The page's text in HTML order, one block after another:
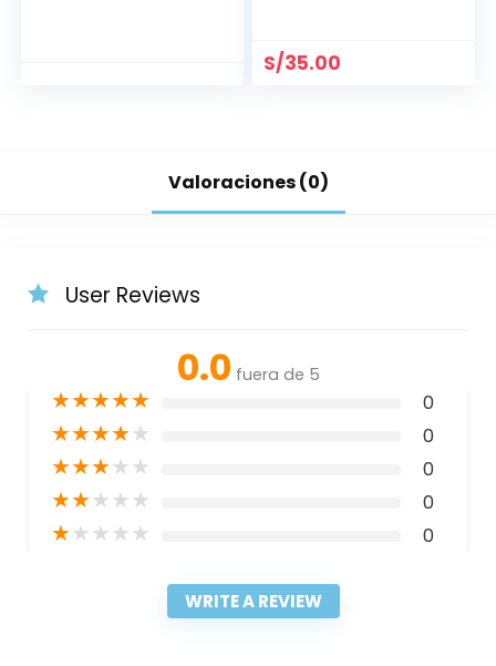
S/35.00
Valoraciones (0)
User Reviews
0.0 fuera de 5
★★★★★ 0
★★★★★ 0
★★★★★ 0
★★★★★ 0
★★★★★ 0
WRITE A REVIEW